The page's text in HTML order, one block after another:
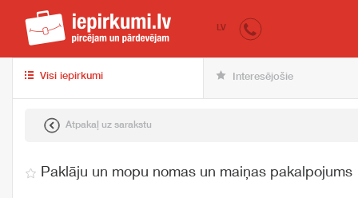
iepirkumi.lv
LV
Visi iepirkumi Interesējošie
Atpakaļ uz sarakstu
Paklāju un mopu nomas un maiņas pakalpojums